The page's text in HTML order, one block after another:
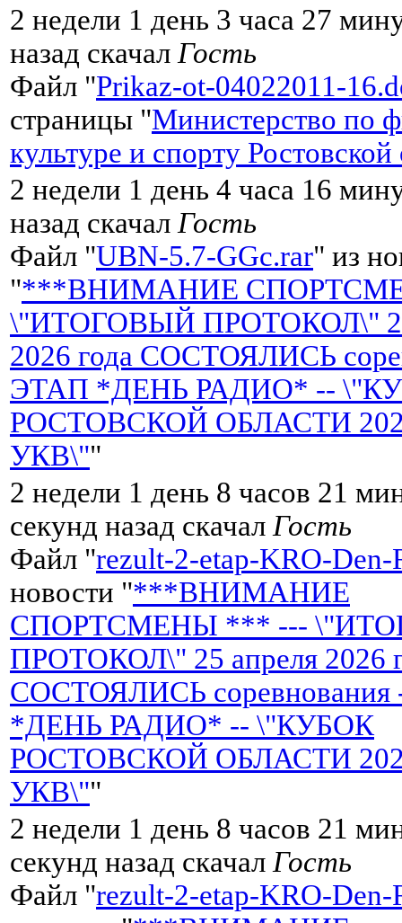
2 недели 1 день 3 часа 27
назад скачал Гость
Файл "Prikaz-ot-04022011-
страницы "Министерство по
культуре и спорту Ростовской
2 недели 1 день 4 часа 16
назад скачал Гость
Файл "UBN-5.7-GGc.rar" из
"***ВНИМАНИЕ
\"ИТОГОВЫЙ ПРОТОКОЛ\" 25
2026 года СОСТОЯЛИСЬ
ЭТАП *ДЕНЬ РАДИО* --
РОСТОВСКОЙ ОБЛАСТИ 2026
УКВ\""
2 недели 1 день 8 часов 21
секунд назад скачал Гость
Файл "rezult-2-etap-KRO-Den-
новости "***ВНИМАНИЕ
СПОРТСМЕНЫ *** ---
ПРОТОКОЛ\" 25 апреля 2026
СОСТОЯЛИСЬ
*ДЕНЬ РАДИО* -- \"КУБОК
РОСТОВСКОЙ ОБЛАСТИ 2026
УКВ\""
2 недели 1 день 8 часов 21
секунд назад скачал Гость
Файл "rezult-2-etap-KRO-Den-